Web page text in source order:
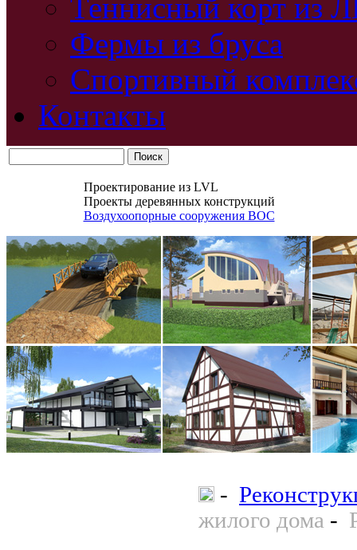
Теннисный корт из
Фермы из бруса
Спортивный
Контакты
Проектирование из LVL
Проекты деревянных конструкций
Воздухоопорные сооружения ВОС
-
жилого дома -